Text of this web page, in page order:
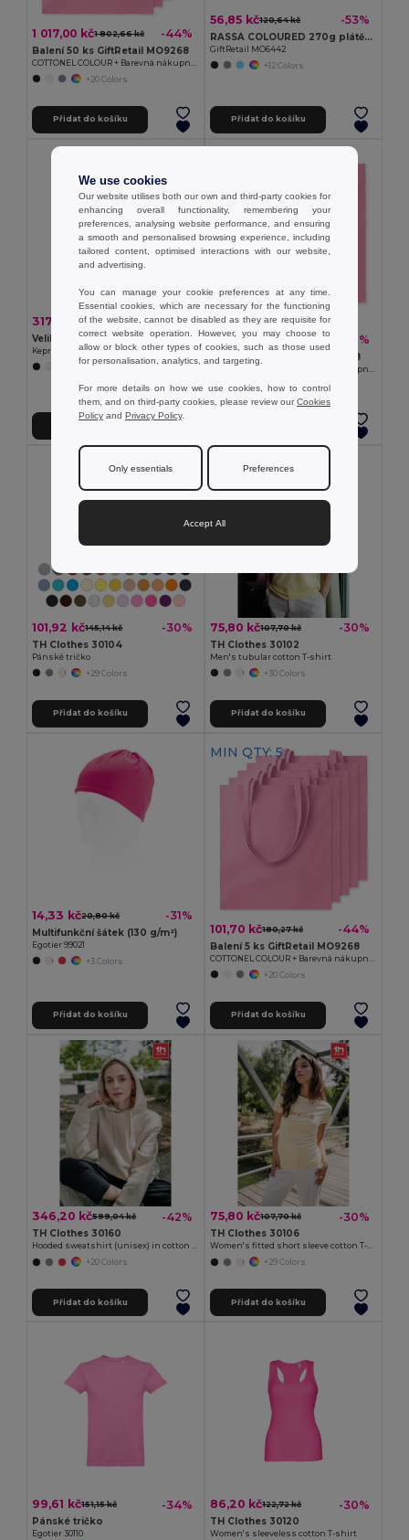
1 017,00 kč1 802,66 kč -44%
Balení 50 ks GiftRetail MO9268
+20 Colors
Přidat do košíku
56,85 kč120,64 kč -53%
RASSA COLOURED 270g plátěná nákupní taška
GiftRetail MO6442
+12 Colors
Přidat do košíku
317,31 kč500,58 kč -37%
Velilla 36113
Keprové kalhoty (190 g/m²) z bavlny (35 %) a polyesteru (65 %)
+11 Colors
64,47 kč 108,16 kč -40%
Balení 3 ks GiftRetail MO9268
+20 Colors
101,92 kč145,14 kč -30%
TH Clothes 30104
Pánské tričko
+29 Colors
Přidat do košíku
75,80 kč107,70 kč -30%
TH Clothes 30102
Men's tubular cotton T-shirt
+30 Colors
Přidat do košíku
14,33 kč20,80 kč -31%
Multifunkční šátek (130 g/m²)
Egotier 99021
+3 Colors
Přidat do košíku
MIN QTY: 5
101,70 kč180,27 kč -44%
Balení 5 ks GiftRetail MO9268
+20 Colors
Přidat do košíku
346,20 kč599,04 kč -42%
TH Clothes 30160
Hooded sweatshirt (unisex) in cotton and polyester
+20 Colors
Přidat do košíku
75,80 kč107,70 kč -30%
TH Clothes 30106
Women's fitted short sleeve cotton T-shirt
+29 Colors
Přidat do košíku
99,61 kč151,15 kč -34%
Pánské tričko
Egotier 30110
86,20 kč122,72 kč -30%
TH Clothes 30120
Women's sleeveless cotton T-shirt
We use cookies
Our website utilises both our own and third-party cookies for
enhancing overall functionality, remembering your
preferences, analysing website performance, and ensuring
a smooth and personalised browsing experience, including
tailored content, optimised interactions with our website,
and advertising.
You can manage your cookie preferences at any time.
Essential cookies, which are necessary for the functioning
of the website, cannot be disabled as they are requisite for
correct website operation. However, you may choose to
allow or block other types of cookies, such as those used
for personalisation, analytics, and targeting.
For more details on how we use cookies, how to control
them, and on third-party cookies, please review ourCookies
Policy and Privacy Policy.
Only essentials Preferences
Accept All